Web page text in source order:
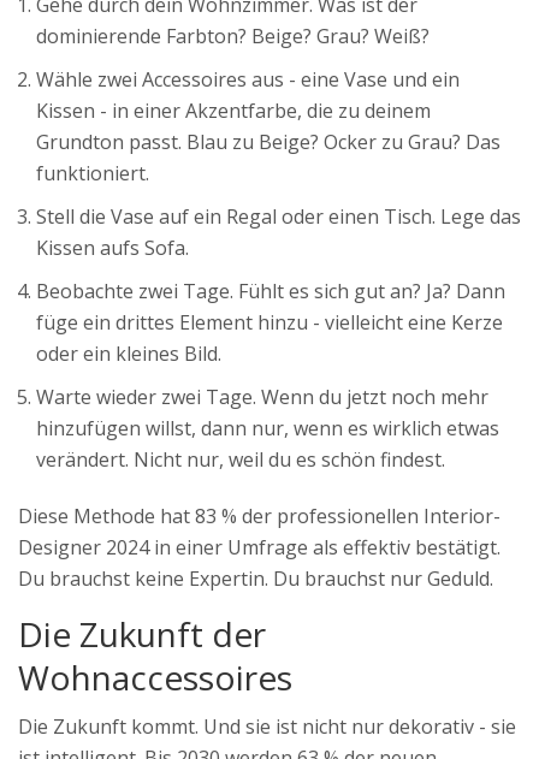
dominierende Farbton? Beige? Grau? Weiß?
Wähle zwei Accessoires aus - eine Vase und ein
Kissen - in einer Akzentfarbe, die zu deinem
Grundton passt. Blau zu Beige? Ocker zu Grau? Das
funktioniert.
Stell die Vase auf ein Regal oder einen Tisch. Lege das
Kissen aufs Sofa.
Beobachte zwei Tage. Fühlt es sich gut an? Ja? Dann
füge ein drittes Element hinzu - vielleicht eine Kerze
oder ein kleines Bild.
Warte wieder zwei Tage. Wenn du jetzt noch mehr
hinzufügen willst, dann nur, wenn es wirklich etwas
verändert. Nicht nur, weil du es schön findest.
Diese Methode hat 83 % der professionellen Interior-
Designer 2024 in einer Umfrage als effektiv bestätigt.
Du brauchst keine Expertin. Du brauchst nur Geduld.
Die Zukunft der
Wohnaccessoires
Die Zukunft kommt. Und sie ist nicht nur dekorativ - sie